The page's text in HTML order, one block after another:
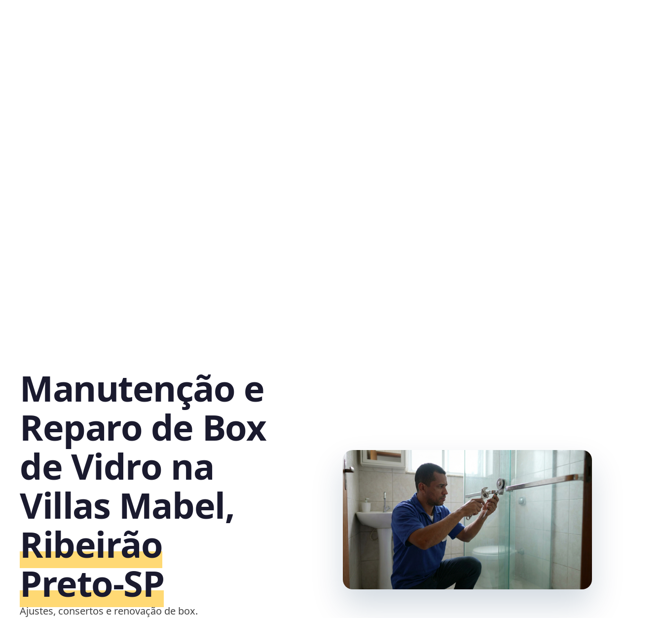
Manutenção e
Reparo de Box
de Vidro na
Villas Mabel,
Ribeirão
Preto‑SP
Ajustes, consertos e renovação de box.